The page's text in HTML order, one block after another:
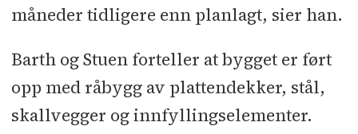
måneder tidligere enn planlagt, sier han.
Barth og Stuen forteller at bygget er ført
opp med råbygg av plattendekker, stål,
skallvegger og innfyllingselementer.